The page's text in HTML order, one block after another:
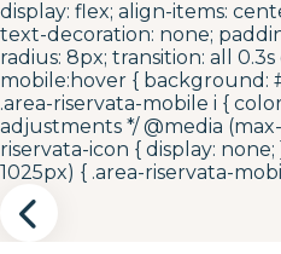
display: flex; align-items:
text-decoration: none;
radius: 8px; transition: all 0.3s
mobile:hover { background:
.area-riservata-mobile i {
adjustments */ @media
riservata-icon { display:
1025px) { .area-riservata-